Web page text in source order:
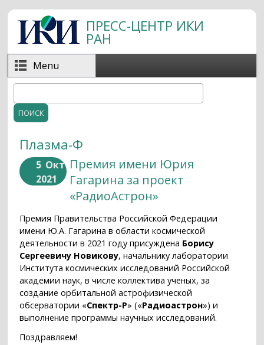
Перейти к основному содержанию
ПРЕСС-ЦЕНТР ИКИ
РАН
Menu
Форма поиска
Плазма-Ф
5 Окт
2021
Премия имени Юрия
Гагарина за проект
«РадиоАстрон»
Премия Правительства Российской Федерации
имени Ю.А. Гагарина в области космической
деятельности в 2021 году присуждена Борису
Сергеевичу Новикову, начальнику лаборатории
Института космических исследований Российской
академии наук, в числе коллектива ученых, за
создание орбитальной астрофизической
обсерватории «Спектр-Р» («Радиоастрон») и
выполнение программы научных исследований.
Поздравляем!